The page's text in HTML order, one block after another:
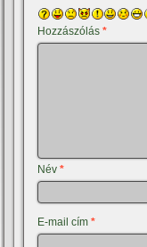
Hozzászólás*
Név*
E-mail cím*